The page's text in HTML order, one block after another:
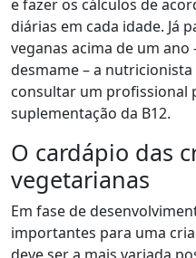
e fazer os cálculos de
diárias em cada idade. Já
veganas acima de um
desmame – a
consultar um profissional
suplementação da B12.
O cardápio das
vegetarianas
Em fase de
importantes para uma